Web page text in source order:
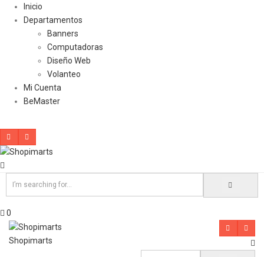
Inicio
Departamentos
Banners
Computadoras
Diseño Web
Volanteo
Mi Cuenta
BeMaster
0
Shopimarts